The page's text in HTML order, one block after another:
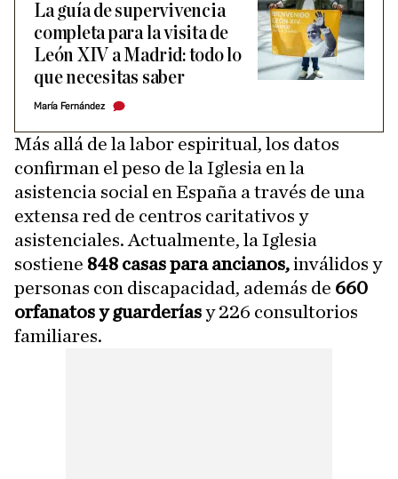
La guía de supervivencia
completa para la visita de
León XIV a Madrid: todo lo
que necesitas saber
María Fernández
Más allá de la labor espiritual, los datos
confirman el peso de la Iglesia en la
asistencia social en España a través de una
extensa red de centros caritativos y
asistenciales. Actualmente, la Iglesia
sostiene 848 casas para ancianos,inválidos y
personas con discapacidad, además de 660
orfanatos y guarderíasy 226 consultorios
familiares.